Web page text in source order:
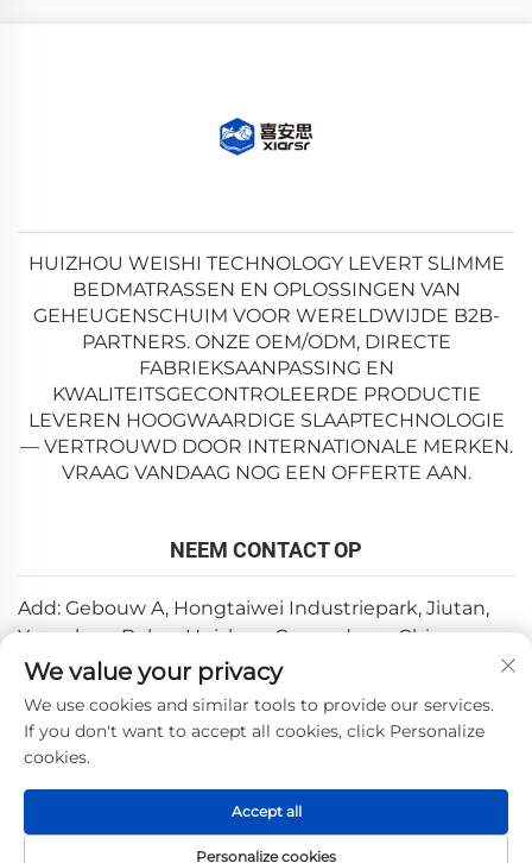
HUIZHOU WEISHI TECHNOLOGY LEVERT SLIMME
BEDMATRASSEN EN OPLOSSINGEN VAN
GEHEUGENSCHUIM VOOR WERELDWIJDE B2B-
PARTNERS. ONZE OEM/ODM, DIRECTE
FABRIEKSAANPASSING EN
KWALITEITSGECONTROLEERDE PRODUCTIE
LEVEREN HOOGWAARDIGE SLAAPTECHNOLOGIE
— VERTROUWD DOOR INTERNATIONALE MERKEN.
VRAAG VANDAAG NOG EEN OFFERTE AAN.
NEEM CONTACT OP
Add: Gebouw A, Hongtaiwei Industriepark, Jiutan,
Yuanzhou, Boluo, Huizhou, Guangdong, China
E-mail:[email protected]
Tel:+86-0752-6688646
Copyright © 2025 door Huizhou Weishi Technology Co., Ltd.
Privacybeleid
We value your privacy
We use cookies and similar tools to provide our services.
If you don't want to accept all cookies, click Personalize
cookies.
Personalize cookies
Accept all